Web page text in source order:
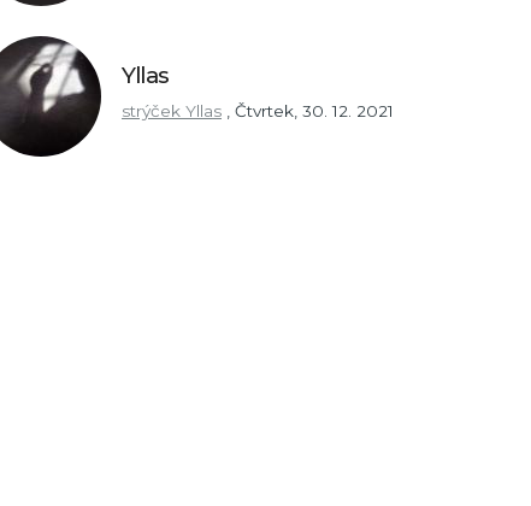
Yllas
strýček Yllas , Čtvrtek, 30. 12. 2021